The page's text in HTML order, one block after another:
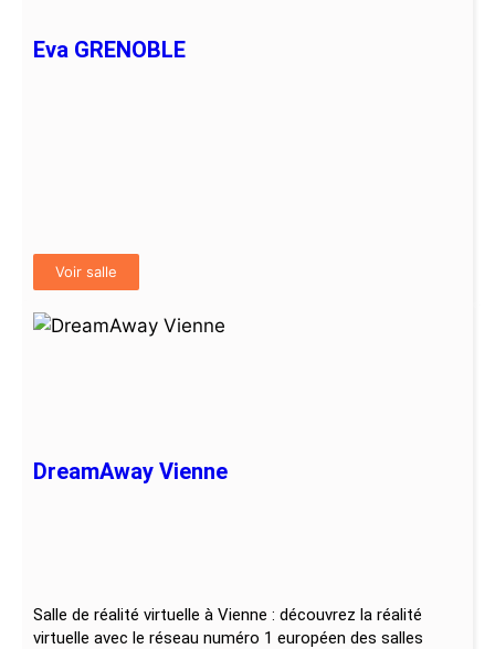
Eva GRENOBLE
Voir salle
DreamAway Vienne
Salle de réalité virtuelle à Vienne : découvrez la réalité
virtuelle avec le réseau numéro 1 européen des salles